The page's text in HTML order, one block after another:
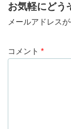
お気軽にどう
メールアドレス
コメント *